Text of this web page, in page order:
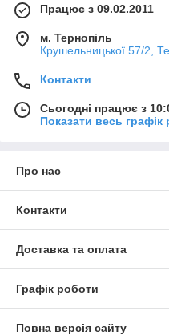
Працює з 09.02.2011
м. Тернопіль
Крушельницької 57/2,
Контакти
Сьогодні працює з
Показати весь графік
Про нас
Контакти
Доставка та оплата
Графік роботи
Повна версія сайту